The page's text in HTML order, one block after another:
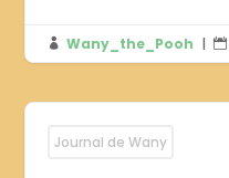
 Wany_the_Pooh | 
Journal de Wany